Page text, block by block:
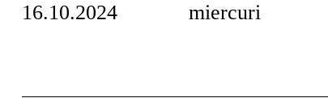
16.10.2024 miercuri